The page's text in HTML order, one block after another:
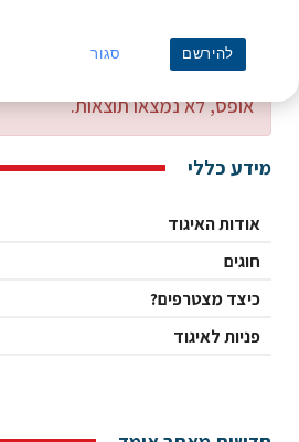
גמול השתלמות
אופס, לא נמצאו תוצאות.
מידע כללי
אודות האיגוד
חוגים
כיצד מצטרפים?
פניות לאיגוד
להירשם סגור